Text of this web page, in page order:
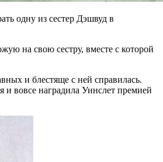
одну из сестер Дэшвуд в
на свою сестру, вместе с которой
и блестяще с ней справилась.
и вовсе наградила Уинслет премией